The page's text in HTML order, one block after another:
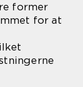
former
for at